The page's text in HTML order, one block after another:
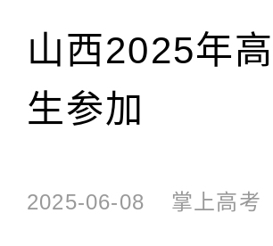
山西2025年
生参加
2025-06-08 掌上高考